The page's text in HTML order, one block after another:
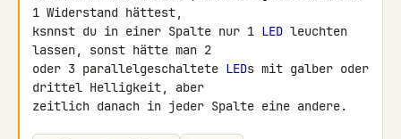
1 Widerstand hättest,
ksnnst du in einer Spalte nur 1 LED leuchten
lassen, sonst hätte man 2
oder 3 parallelgeschaltete LEDs mit galber oder
drittel Helligkeit, aber
zeitlich danach in jeder Spalte eine andere.